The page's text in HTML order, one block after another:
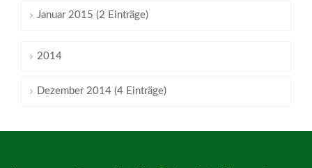
Januar 2015 (2 Einträge)
2014
Dezember 2014 (4 Einträge)